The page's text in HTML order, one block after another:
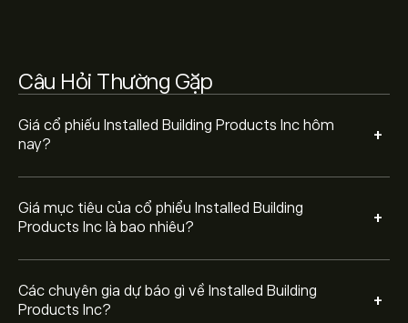
Câu Hỏi Thường Gặp
Giá cổ phiếu Installed Building Products Inc hôm
nay?
+
Giá mục tiêu của cổ phiểu Installed Building
Products Inc là bao nhiêu?
+
Các chuyên gia dự báo gì về Installed Building
Products Inc?
+
Dựa trên khuyến nghị từ 5 nhà phân tích đối với IBP